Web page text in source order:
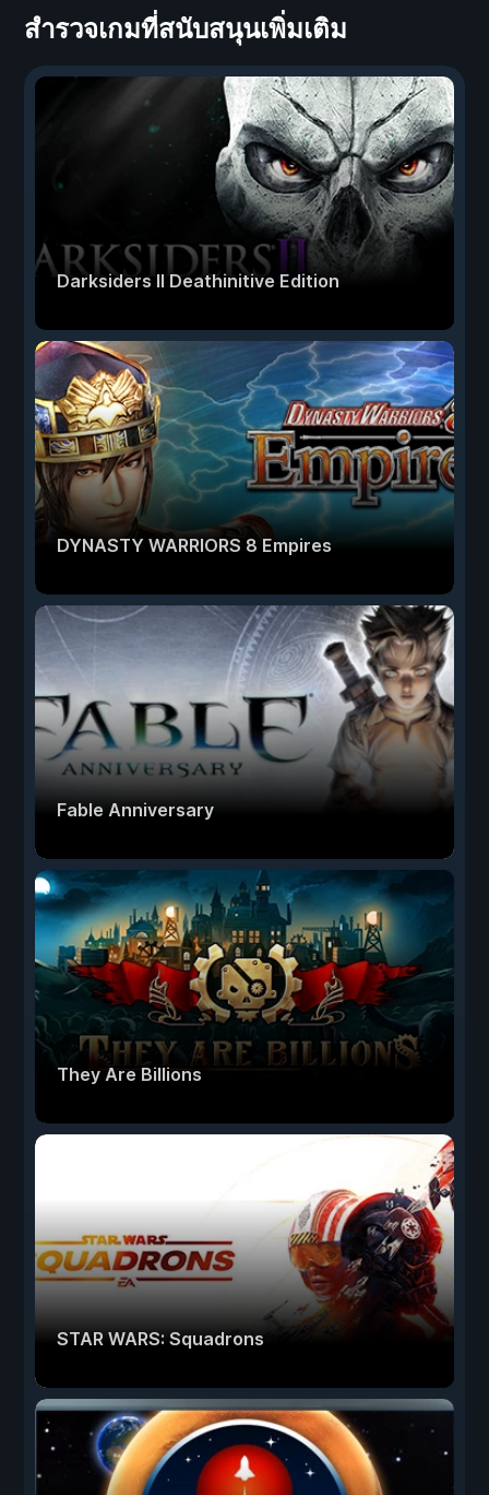
สำรวจเกมที่สนับสนุนเพิ่มเติม
Darksiders II Deathinitive Edition
DYNASTY WARRIORS 8 Empires
Fable Anniversary
They Are Billions
STAR WARS: Squadrons